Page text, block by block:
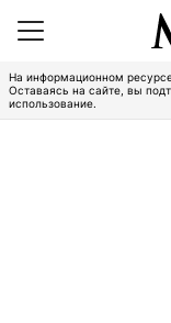
На информационном
Оставаясь на сайте, вы
использование.